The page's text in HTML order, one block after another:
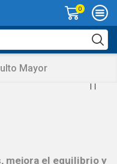
0
Mayor
mejora el equilibrio y